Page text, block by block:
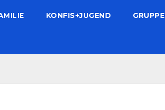
KONFIS+JUGEND